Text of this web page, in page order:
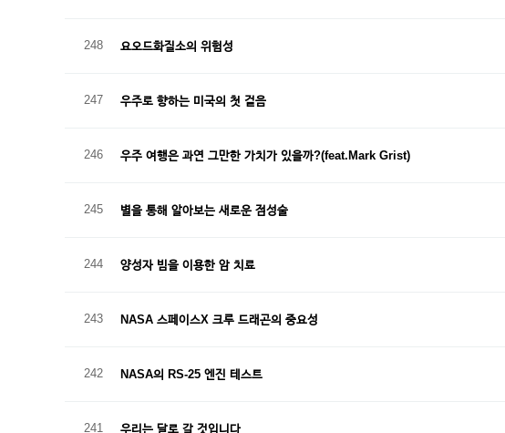
248 요오드화질소의 위험성
247 우주로 향하는 미국의 첫 걸음
246 우주 여행은 과연 그만한 가치가 있을까?(feat.Mark Grist)
245 별을 통해 알아보는 새로운 점성술
244 양성자 빔을 이용한 암 치료
243 NASA 스페이스X 크루 드래곤의 중요성
242 NASA의 RS-25 엔진 테스트
241 우리는 달로 갈 것입니다